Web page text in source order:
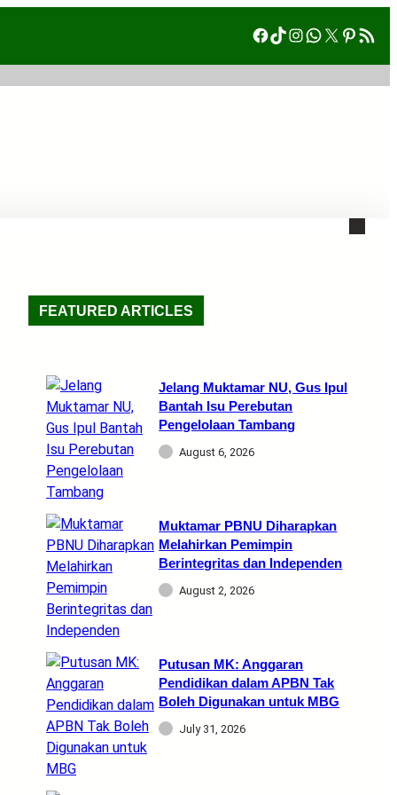
Facebook
TikTok
Instagram
X RSS
FEATURED ARTICLES
Jelang Muktamar NU, Gus Ipul
Bantah Isu Perebutan
Pengelolaan Tambang
August 6, 2026
Muktamar PBNU Diharapkan
Melahirkan Pemimpin
Berintegritas dan Independen
August 2, 2026
Putusan MK: Anggaran
Pendidikan dalam APBN Tak
Boleh Digunakan untuk MBG
July 31, 2026